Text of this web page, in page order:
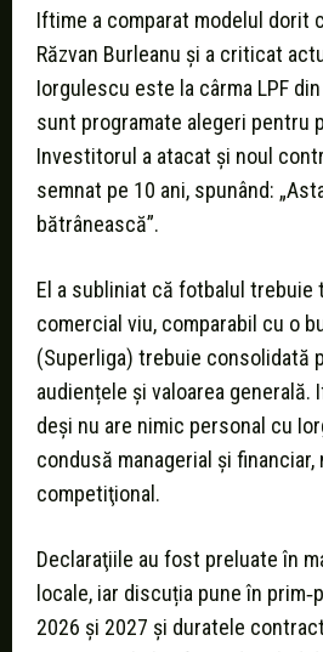
Iftime a comparat modelul dorit
Răzvan Burleanu şi a criticat
Iorgulescu este la cârma LPF
sunt programate alegeri pentru
Investitorul a atacat şi noul
semnat pe 10 ani, spunând:
bătrânească”.
El a subliniat că fotbalul trebuie
comercial viu, comparabil cu o
(Superliga) trebuie consolidată
audiențele şi valoarea generală.
deşi nu are nimic personal cu
condusă managerial şi financiar,
competiţional.
Declaraţiile au fost preluate în
locale, iar discuția pune în
2026 şi 2027 şi duratele